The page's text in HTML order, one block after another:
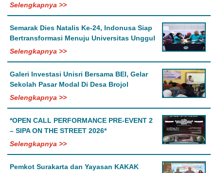
Selengkapnya >>
Semarak Dies Natalis Ke-24, Indonusa Siap
Bertransformasi Menuju Universitas Unggul
Selengkapnya >>
Galeri Investasi Unisri Bersama BEI, Gelar
Sekolah Pasar Modal Di Desa Brojol
Selengkapnya >>
*OPEN CALL PERFORMANCE PRE-EVENT 2
– SIPA ON THE STREET 2026*
Selengkapnya >>
Pemkot Surakarta dan Yayasan KAKAK